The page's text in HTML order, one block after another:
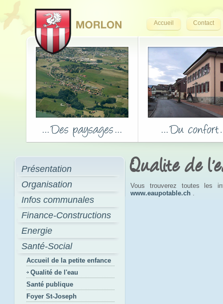
Accueil Contact
Présentation
Organisation
Infos communales
Finance-Constructions
Energie
Santé-Social
Accueil de la petite enfance
Qualité de l'eau
Santé publique
Foyer St-Joseph
Qualite de
Vous trouverez toutes les
www.eaupotable.ch .